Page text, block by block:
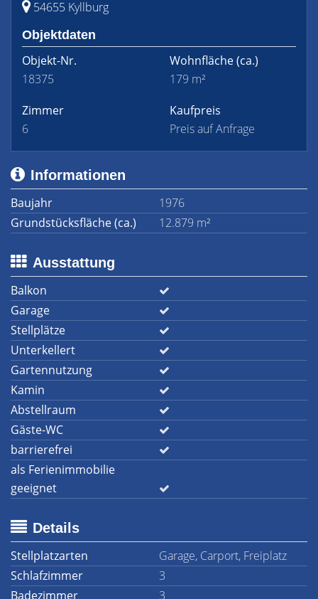
54655 Kyllburg
Objektdaten
Objekt-Nr.
18375
Wohnfläche(ca.)
179 m²
Zimmer
6
Kaufpreis
Preis auf Anfrage
Informationen
Baujahr
1976
Grundstücksfläche (ca.)
12.879 m²
Ausstattung
Balkon
Garage
Stellplätze
Unterkellert
Gartennutzung
Kamin
Abstellraum
Gäste-WC
barrierefrei
als Ferienimmobilie
geeignet
Details
Stellplatzarten
Garage, Carport, Freiplatz
Schlafzimmer
3
Badezimmer
3